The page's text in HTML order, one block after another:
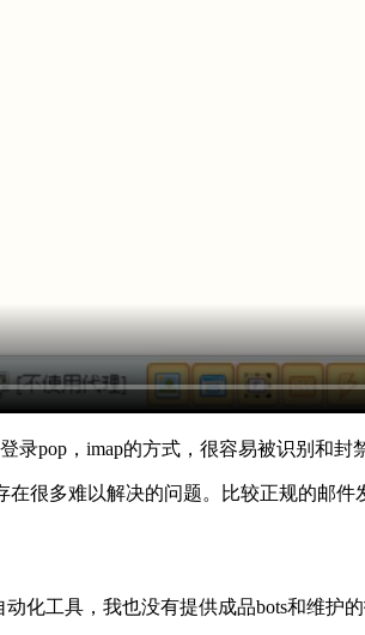
pop，imap的方式，很容易被识别和封
很多难以解决的问题。比较正规的邮
化工具，我也没有提供成品bots和维护